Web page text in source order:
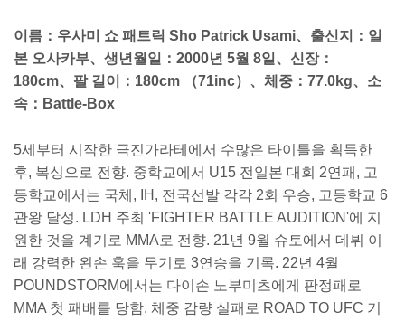
이름：우사미 쇼 패트릭 Sho Patrick Usami、출신지：일
본 오사카부、생년월일：2000년 5월 8일、신장：
180cm、팔 길이：180cm （71inc）、체중：77.0kg、소
속：Battle-Box
5세부터 시작한 극진가라테에서 수많은 타이틀을 획득한
후, 복싱으로 전향. 중학교에서 U15 전일본 대회 2연패, 고
등학교에서는 국체, IH, 전국선발 각각 2회 우승, 고등학교 6
관왕 달성. LDH 주최 'FIGHTER BATTLE AUDITION'에 지
원한 것을 계기로 MMA로 전향. 21년 9월 슈토에서 데뷔 이
래 강력한 왼손 훅을 무기로 3연승을 기록. 22년 4월
POUNDSTORM에서는 다이손 노부미츠에게 판정패로
MMA 첫 패배를 당함. 체중 감량 실패로 ROAD TO UFC 기